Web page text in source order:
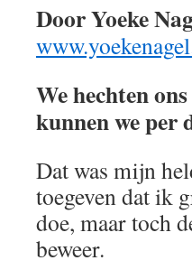
Door Yoeke
We hechten
kunnen we per
Dat was mijn
toegeven dat ik
doe, maar toch
beweer.